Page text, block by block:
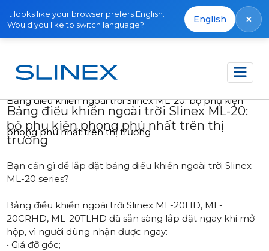
It looks like your browser prefers English.
Would you like to switch language?
English ×
Trang chủ Tin tức
Bảng điều khiển ngoài trời Slinex ML-20: bộ phụ kiện
phong phú nhất trên thị trường
Bảng điều khiển ngoài trời Slinex ML-20:
bộ phụ kiện phong phú nhất trên thị
trường
Bạn cần gì để lắp đặt bảng điều khiển ngoài trời Slinex
ML-20 series?
Bảng điều khiển ngoài trời Slinex ML-20HD, ML-
20CRHD, ML-20TLHD đã sẵn sàng lắp đặt ngay khi mở
hộp, vì người dùng nhận được ngay:
• Giá đỡ góc;